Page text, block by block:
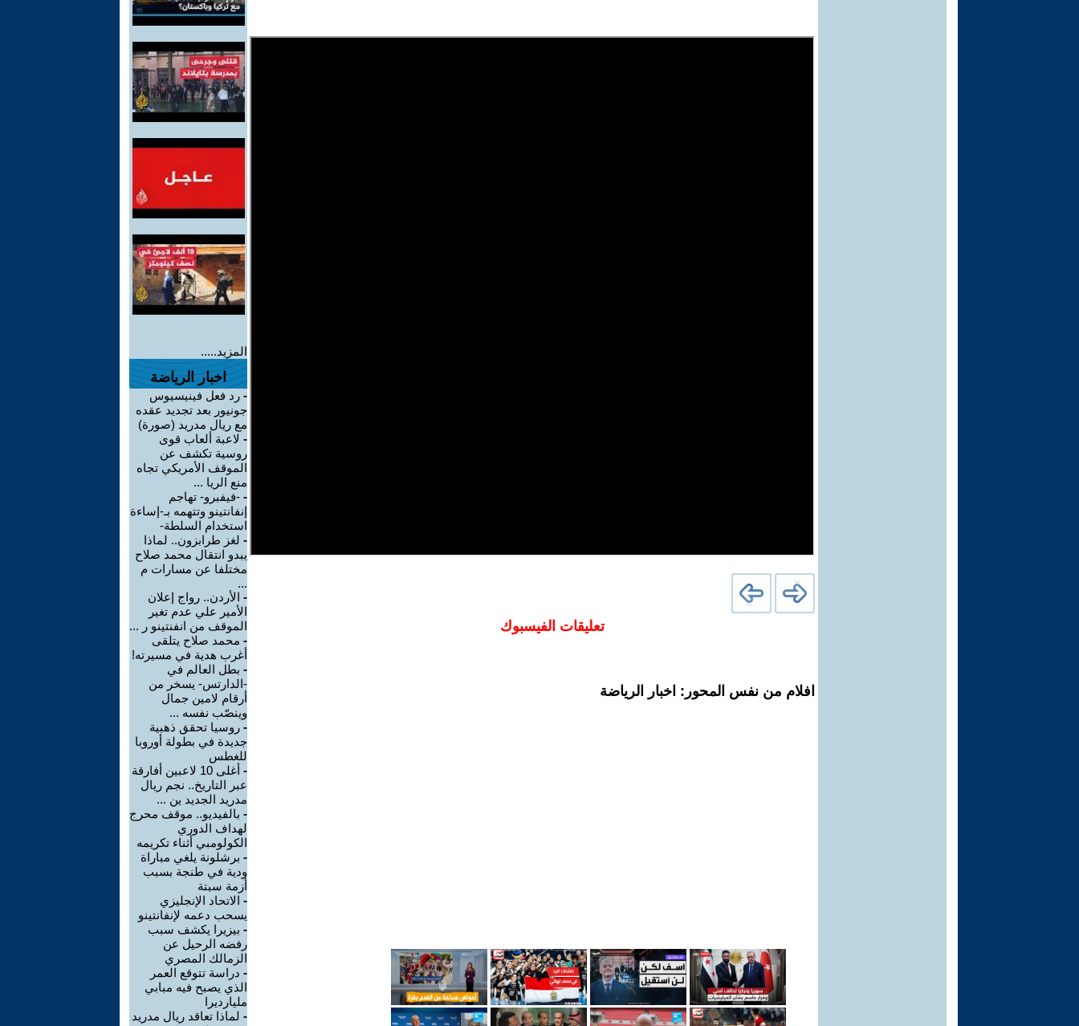
تعليقات الفيسبوك
افلام من نفس المحور: اخبار الرياضة
المزيد.....
اخبار الرياضة
- رد فعل فينيسيوس
جونيور بعد تجديد عقده
مع ريال مدريد (صورة)
- لاعبة ألعاب قوى
روسية تكشف عن
الموقف الأمريكي تجاه
منع الريا ...
- -فيفبرو- تهاجم
إنفانتينو وتتهمه بـ-إساءة
استخدام السلطة-
- لغز طرابزون.. لماذا
يبدو انتقال محمد صلاح
مختلفا عن مسارات م
...
- الأردن.. رواج إعلان
الأمير علي عدم تغير
الموقف من انفنتينو ر ...
- محمد صلاح يتلقى
أغرب هدية في مسيرته!
- بطل العالم في
-الدارتس- يسخر من
أرقام لامين جمال
وينصّب نفسه ...
- روسيا تحقق ذهبية
جديدة في بطولة أوروبا
للغطس
-
أغلى 10 لاعبين أفارقة
عبر التاريخ.. نجم ريال
مدريد الجديد ين ...
- بالفيديو.. موقف محرج
لهداف الدوري
الكولومبي أثناء تكريمه
- برشلونة يلغي مباراة
ودية في طنجة بسبب
أزمة سبتة
- الاتحاد الإنجليزي
يسحب دعمه لإنفانتينو
- بيزيرا يكشف سبب
رفضه الرحيل عن
الزمالك المصري
- دراسة تتوقع العمر
الذي يصبح فيه مبابي
مليارديرا
- لماذا تعاقد ريال مدريد